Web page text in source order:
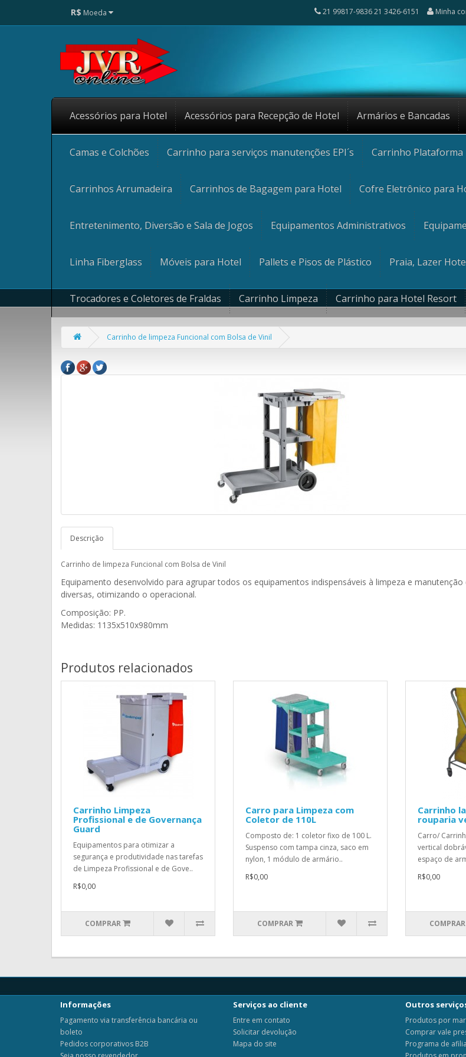
R$ Moeda 21 99817-9836 21 3426-6151 Minha
Acessórios para Hotel Acessórios para Recepção de Hotel Armários e Bancadas
Camas e Colchões Carrinho para serviços manutenções EPI´s Carrinho Plataforma
Carrinhos Arrumadeira Carrinhos de Bagagem para Hotel Cofre Eletrônico para
Entretenimento, Diversão e Sala de Jogos Equipamentos Administrativos
Linha Fiberglass Móveis para Hotel Pallets e Pisos de Plástico Praia, Lazer
Trocadores e Coletores de Fraldas Carrinho Limpeza Carrinho para Hotel Resort
Carrinho de limpeza Funcional com Bolsa de Vinil
Descrição
Carrinho de limpeza Funcional com Bolsa de Vinil
Equipamento desenvolvido para agrupar todos os equipamentos indispensáveis ​​à limpeza e manutenção
diversas, otimizando o operacional.
Composição: PP.
Medidas: 1135x510x980mm
Produtos relacionados
Carrinho Limpeza
Profissional e de Governança
Guard
Equipamentos para otimizar a
segurança e produtividade nas tarefas
de Limpeza Profissional e de Gove..
R$0,00
COMPRAR
Carro para Limpeza com
Coletor de 110L
Composto de: 1 coletor fixo de 100 L.
Suspenso com tampa cinza, saco em
nylon, 1 módulo de armário..
R$0,00
COMPRAR
Carrinho
rouparia
Carro/
vertical
espaço de
R$0,00
COMPRAR
Informações
Pagamento via transferência bancária ou
boleto
Pedidos corporativos B2B
Serviços ao cliente
Entre em contato
Solicitar devolução
Mapa do site
Outros
Produtos por
Comprar vale
Programa de